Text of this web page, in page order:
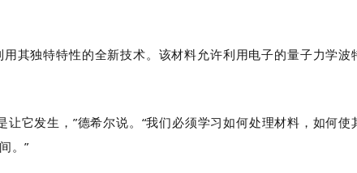
其独特特性的全新技术。该材料允许利用电子的量子力学波
它发生，”德希尔说。“我们必须学习如何处理材料，如何使
。”